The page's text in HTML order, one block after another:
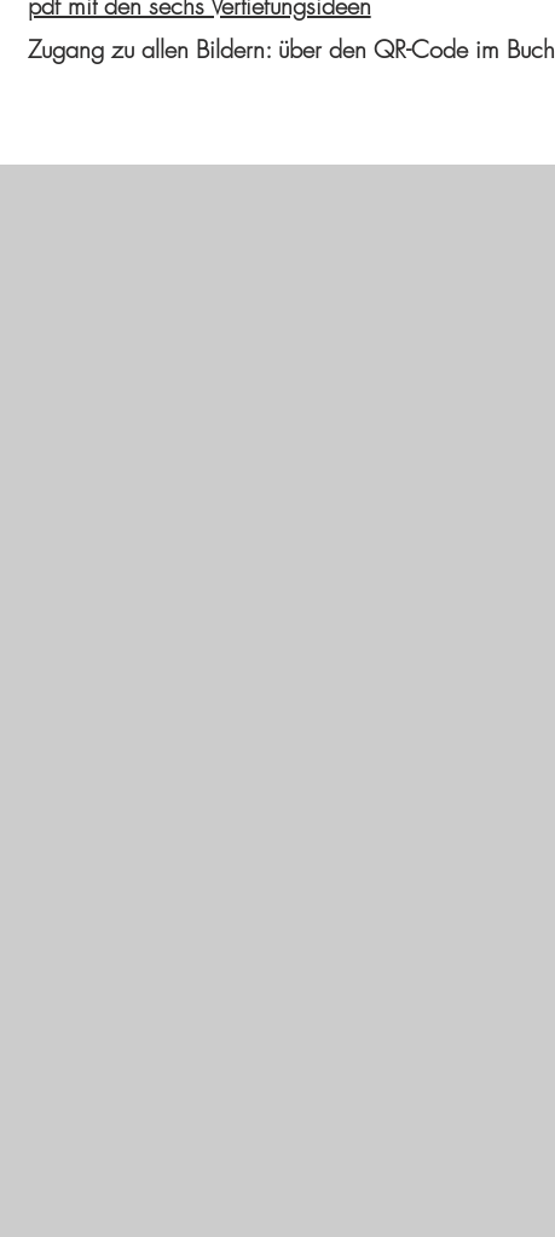
Zugang zu allen Bildern: über den QR-Code im Buch